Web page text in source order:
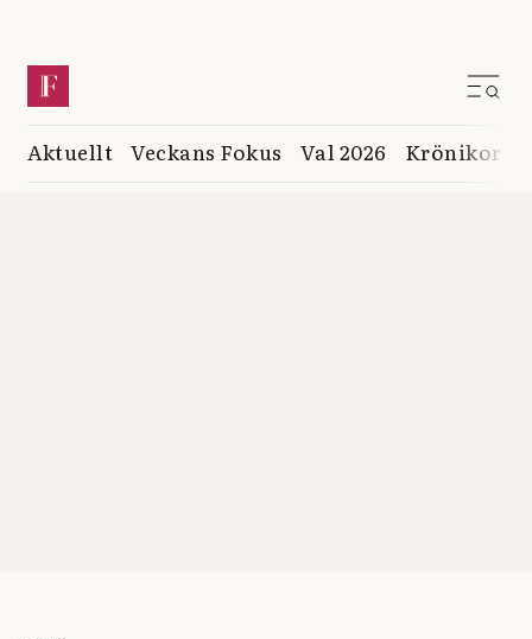
Aktuellt Veckans Fokus Val 2026 Krönikor